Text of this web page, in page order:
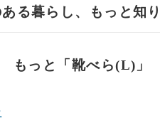
る暮らし、もっと知
もっと「靴べら(L)」